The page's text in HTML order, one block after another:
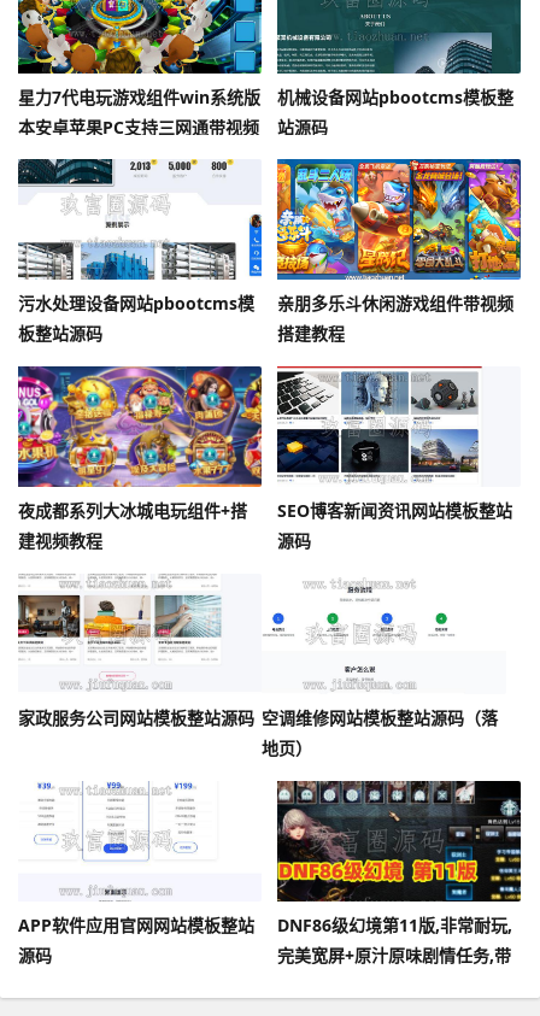
星力7代电玩游戏组件win系统版
本安卓苹果PC支持三网通带视频
搭建教程
机械设备网站pbootcms模板整
站源码
污水处理设备网站pbootcms模
板整站源码
亲朋多乐斗休闲游戏组件带视频
搭建教程
夜成都系列大冰城电玩组件+搭
建视频教程
SEO博客新闻资讯网站模板整站
源码
家政服务公司网站模板整站源码 空调维修网站模板整站源码（落
地页）
APP软件应用官网网站模板整站
源码
DNF86级幻境第11版,非常耐玩,
完美宽屏+原汁原味剧情任务,带